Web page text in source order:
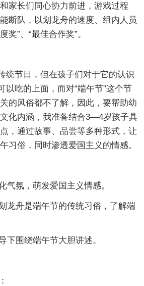
家长们同心协力前进，游戏过程
断队，以划龙舟的速度、组内人员
奖”、“最佳合作奖”。
统节日，但在孩子们对于它的认识
以吃的上面，而对“端午节”这个节
的风俗都不了解，因此，要帮助幼
化内涵，我准备结合3―4岁孩子具
，通过故事、品尝等多种形式，让
习俗，同时渗透爱国主义的情感。
气氛，萌发爱国主义情感。
龙舟是端午节的传统习俗，了解端
下围绕端午节大胆讲述。